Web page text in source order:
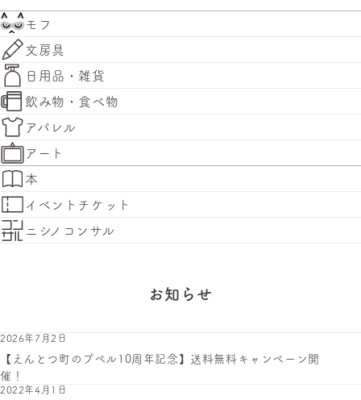
モフ
文房具
日用品・雑貨
飲み物・食べ物
アパレル
アート
本
イベントチケット
ニシノコンサル
お知らせ
2026年7月2日
【えんとつ町のプペル10周年記念】送料無料キャンペーン開
催！
2022年4月1日